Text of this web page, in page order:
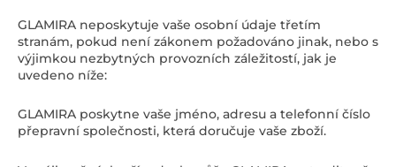
GLAMIRA neposkytuje vaše osobní údaje třetím
stranám, pokud není zákonem požadováno jinak, nebo s
výjimkou nezbytných provozních záležitostí, jak je
uvedeno níže:
GLAMIRA poskytne vaše jméno, adresu a telefonní číslo
přepravní společnosti, která doručuje vaše zboží.